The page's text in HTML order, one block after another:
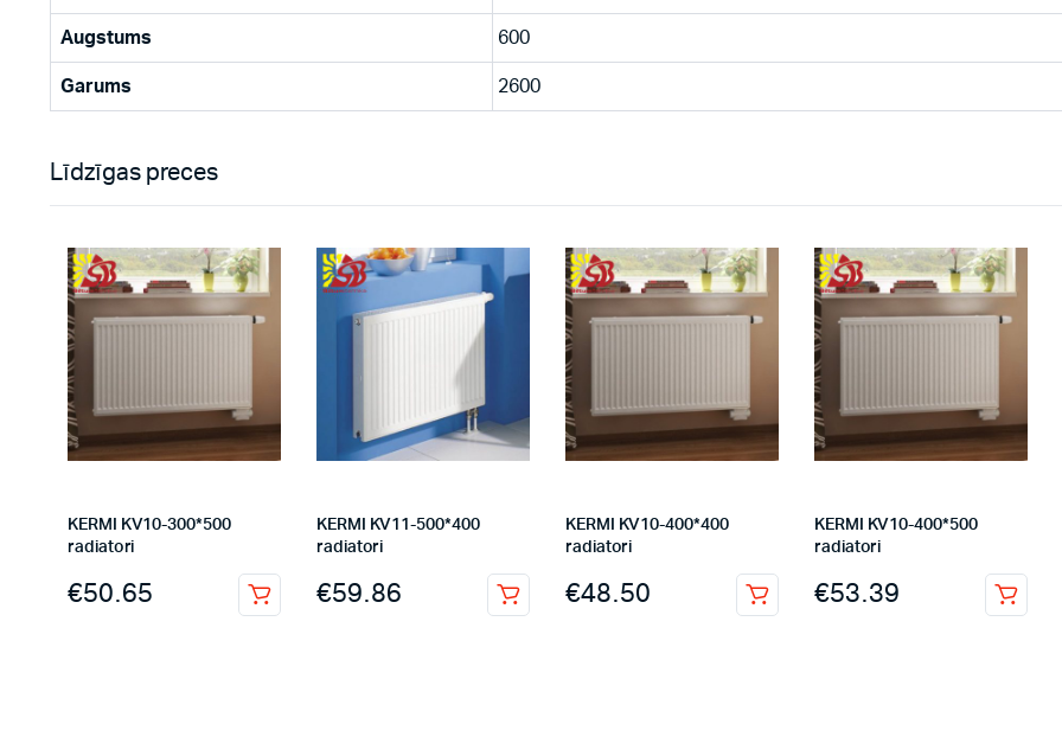
Augstums 600
Garums 2600
Līdzīgas preces
KERMI KV10-300*500
radiatori
€50.65
KERMI KV11-500*400
radiatori
€59.86
KERMI KV10-400*400
radiatori
€48.50
KERMI KV10-400*500
radiatori
€53.39